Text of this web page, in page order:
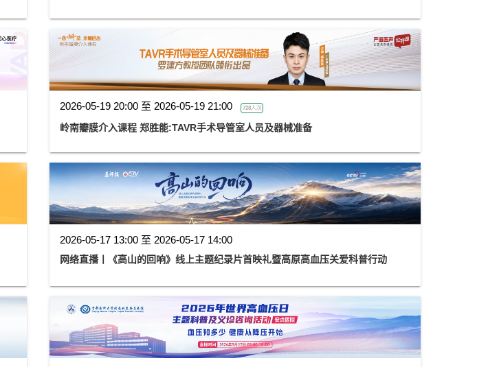
2026-05-19 20:00 至 2026-05-19 21:00 728人次
岭南瓣膜介入课程 郑胜能:TAVR手术导管室人员及器械准备
2026-05-17 13:00 至 2026-05-17 14:00
网络直播丨《高山的回响》线上主题纪录片首映礼暨高原高血压关爱科普行动